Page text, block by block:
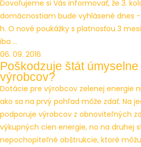
Dovoľujeme si Vás informovať, že 3.
domácnostiam bude vyhlásené dnes -
h. O nové poukážky s platnosťou 3
iba ...
06. 09. 2016
Poškodzuje štát
výrobcov?
Dotácie pre výrobcov zelenej energie
ako sa na prvý pohľad môže zdať. Na
podporuje výrobcov z obnoviteľných
výkupných cien energie, no na druhej
nepochopiteľné obštrukcie, ktoré